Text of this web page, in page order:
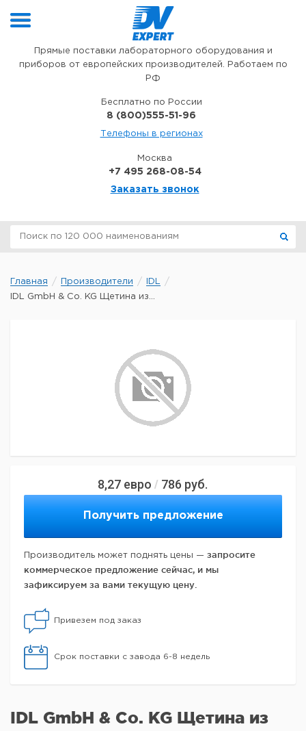
Прямые поставки лабораторного оборудования и
приборов от европейских производителей. Работаем по
РФ
Бесплатно по России
8 (800)555-51-96
Телефоны в регионах
Москва
+7 495 268-08-54
Заказать звонок
Главная Производители
IDL
IDL GmbH & Co. KG Щетина из...
8,27 евро / 786 руб.
Получить предложение
Производитель может поднять цены — запросите
коммерческое предложение сейчас, и мы
зафиксируем за вами текущую цену.
Привезем под заказ
Срок поставки с завода 6-8 недель
IDL GmbH & Co. KG Щетина из